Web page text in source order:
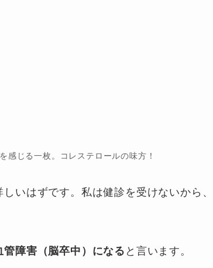
感じる一枚。コレステロールの味方！
いはずです。私は健診を受けないから、
障害（脳卒中）になる と言います。